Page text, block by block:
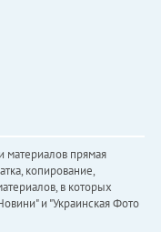
материалов прямая
копирование,
в которых
и "Украинская Фото